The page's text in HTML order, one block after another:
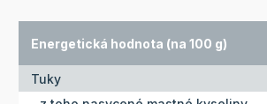
Energetická hodnota (na 100 g)
Tuky